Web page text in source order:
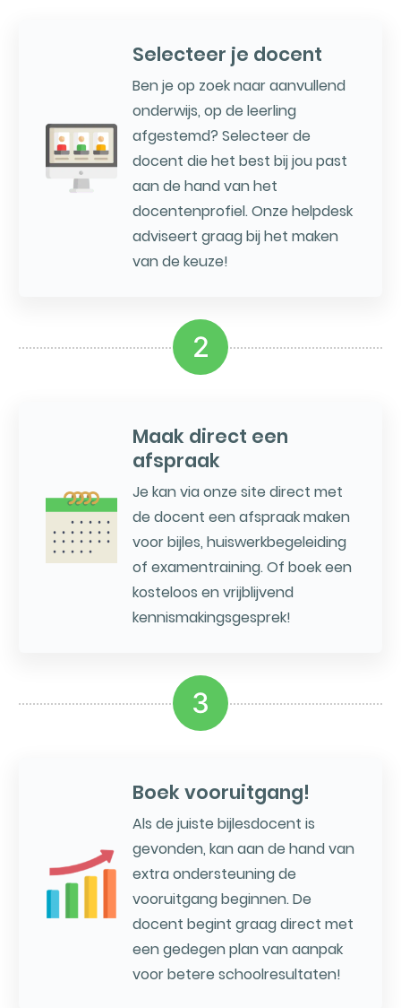
Selecteer je docent
Ben je op zoek naar aanvullend
onderwijs, op de leerling
afgestemd? Selecteer de
docent die het best bij jou past
aan de hand van het
docentenprofiel. Onze helpdesk
adviseert graag bij het maken
van de keuze!
2
Maak direct een
afspraak
Je kan via onze site direct met
de docent een afspraak maken
voor bijles, huiswerkbegeleiding
of examentraining. Of boek een
kosteloos en vrijblijvend
kennismakingsgesprek!
3
Boek vooruitgang!
Als de juiste bijlesdocent is
gevonden, kan aan de hand van
extra ondersteuning de
vooruitgang beginnen. De
docent begint graag direct met
een gedegen plan van aanpak
voor betere schoolresultaten!